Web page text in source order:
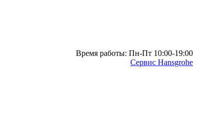
Время работы: Пн-Пт 10:00-19:00
Сервис Hansgrohe